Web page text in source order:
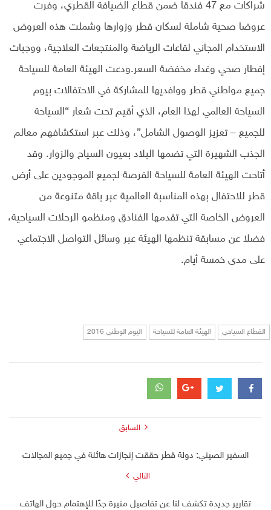
شراكات مع 47 فندقا ضمن قطاع الضيافة القطري، وفرت
عروضا صحية شاملة لسكان قطر وزوارها وشملت هذه العروض
الاستخدام المجاني لقاعات الرياضة والمنتجعات العلاجية، ووجبات
إفطار صحي وغداء مخفضة السعر.ودعت الهيئة العامة للسياحة
جميع مواطني قطر ووافديها للمشاركة في الاحتفالات بيوم
السياحة العالمي لهذا العام، الذي أقيم تحت شعار “السياحة
للجميع – تعزيز الوصول الشامل”، وذلك عبر استكشافهم معالم
الجذب الشهيرة التي تضمها البلاد بعيون السياح والزوار. وقد
أتاحت الهيئة العامة للسياحة الفرصة لجميع الموجودين على أرض
قطر للاحتفال بهذه المناسبة العالمية عبر باقة متنوعة من
العروض الخاصة التي تقدمها الفنادق ومنظمو الرحلات السياحية،
فضلا عن مسابقة تنظمها الهيئة عبر وسائل التواصل الاجتماعي
على مدى خمسة أيام.
القطاع السياحي الهيئة العامة للسياحة اليوم الوطني 2016
السابق
السفير الصيني: دولة قطر حققت إنجازات هائلة في جميع المجالات
التالي
تقارير جديدة تكشف لنا عن تفاصيل مثيرة جدًا للإهتمام حول الهاتف